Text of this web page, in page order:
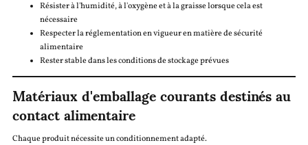
Résister à l'humidité, à l'oxygène et à la graisse lorsque cela est
nécessaire
Respecter la réglementation en vigueur en matière de sécurité
alimentaire
Rester stable dans les conditions de stockage prévues
Matériaux d'emballage courants destinés au
contact alimentaire
Chaque produit nécessite un conditionnement adapté.